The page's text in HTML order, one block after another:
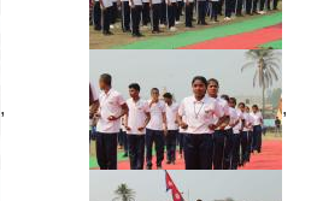
, ,